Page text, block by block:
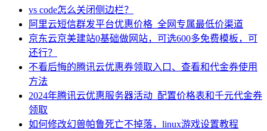
vs code怎么关闭侧边栏？
阿里云短信群发平台优惠价格_全网专属最低价渠道
京东云京美建站0基础做网站，可选600多免费模板，可
还行？
不看后悔的腾讯云优惠券领取入口、查看和代金券使用
方法
2024年腾讯云优惠服务器活动_配置价格表和千元代金券
领取
如何修改幻兽帕鲁死亡不掉落，linux游戏设置教程